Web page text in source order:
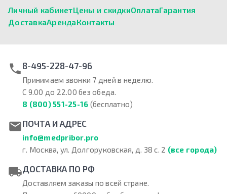
Личный кабинетЦены и скидкиОплатаГарантия
ДоставкаАрендаКонтакты
8-495-228-47-96
Принимаем звонки 7 дней в неделю.
С 9.00 до 22.00 без обеда.
8 (800) 551-25-16 (бесплатно)
ПОЧТА И АДРЕС
info@medpribor.pro
г. Москва, ул. Долгоруковская, д. 38 с. 2 (все города)
ДОСТАВКА ПО РФ
Доставляем заказы по всей стране.